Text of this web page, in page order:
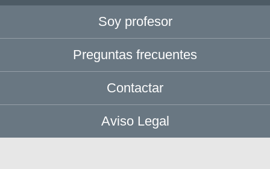
Soy profesor
Preguntas frecuentes
Contactar
Aviso Legal